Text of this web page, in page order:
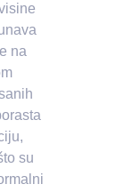
na
su